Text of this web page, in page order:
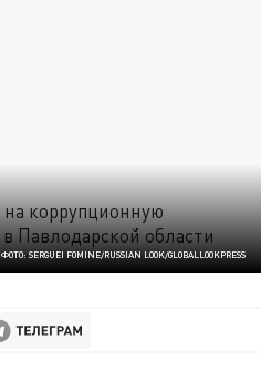
ФОТО: SERGUEI FOMINE/RUSSIAN LOOK/GLOBALLOOKPRESS